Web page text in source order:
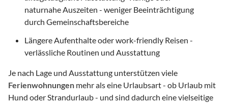
naturnahe Auszeiten - weniger Beeinträchtigung
durch Gemeinschaftsbereiche
Längere Aufenthalte oder work-friendly Reisen -
verlässliche Routinen und Ausstattung
Je nach Lage und Ausstattung unterstützen viele
Ferienwohnungen mehr als eine Urlaubsart - ob Urlaub mit
Hund oder Strandurlaub - und sind dadurch eine vielseitige